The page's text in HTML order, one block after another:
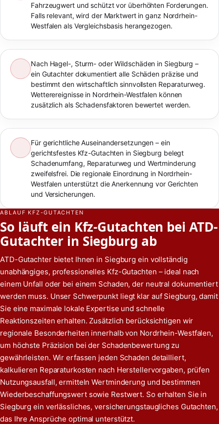
Fahrzeugwert und schützt vor überhöhten Forderungen.
Falls relevant, wird der Marktwert in ganz Nordrhein-
Westfalen als Vergleichsbasis herangezogen.
Nach Hagel-, Sturm- oder Wildschäden in Siegburg –
ein Gutachter dokumentiert alle Schäden präzise und
bestimmt den wirtschaftlich sinnvollsten Reparaturweg.
Wetterereignisse in Nordrhein-Westfalen können
zusätzlich als Schadensfaktoren bewertet werden.
Für gerichtliche Auseinandersetzungen – ein
gerichtsfestes Kfz-Gutachten in Siegburg belegt
Schadenumfang, Reparaturweg und Wertminderung
zweifelsfrei. Die regionale Einordnung in Nordrhein-
Westfalen unterstützt die Anerkennung vor Gerichten
und Versicherungen.
ABLAUF KFZ-GUTACHTEN
So läuft ein Kfz-Gutachten bei ATD-
Gutachter in Siegburg ab
ATD-Gutachter bietet Ihnen in Siegburg ein vollständig
unabhängiges, professionelles Kfz-Gutachten – ideal nach
einem Unfall oder bei einem Schaden, der neutral dokumentiert
werden muss. Unser Schwerpunkt liegt klar auf Siegburg, damit
Sie eine maximale lokale Expertise und schnelle
Reaktionszeiten erhalten. Zusätzlich berücksichtigen wir
regionale Besonderheiten innerhalb von Nordrhein-Westfalen,
um höchste Präzision bei der Schadenbewertung zu
gewährleisten. Wir erfassen jeden Schaden detailliert,
kalkulieren Reparaturkosten nach Herstellervorgaben, prüfen
Nutzungsausfall, ermitteln Wertminderung und bestimmen
Wiederbeschaffungswert sowie Restwert. So erhalten Sie in
Siegburg ein verlässliches, versicherungstaugliches Gutachten,
das Ihre Ansprüche optimal unterstützt.